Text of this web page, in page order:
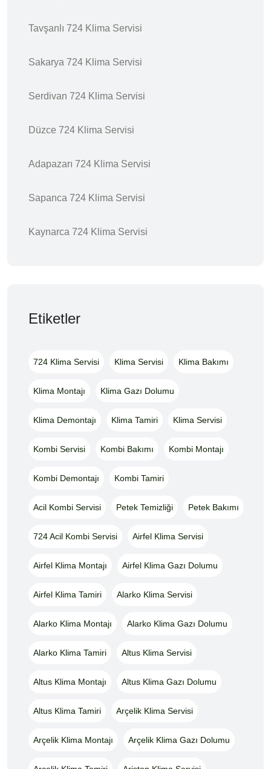
Tavşanlı 724 Klima Servisi
Sakarya 724 Klima Servisi
Serdivan 724 Klima Servisi
Düzce 724 Klima Servisi
Adapazarı 724 Klima Servisi
Sapanca 724 Klima Servisi
Kaynarca 724 Klima Servisi
Etiketler
724 Klima Servisi Klima Servisi Klima Bakımı
Klima Montajı Klima Gazı Dolumu
Klima Demontajı Klima Tamiri Klima Servisi
Kombi Servisi Kombi Bakımı Kombi Montajı
Kombi Demontajı Kombi Tamiri
Acil Kombi Servisi Petek Temizliği Petek Bakımı
724 Acil Kombi Servisi Airfel Klima Servisi
Airfel Klima Montajı Airfel Klima Gazı Dolumu
Airfel Klima Tamiri Alarko Klima Servisi
Alarko Klima Montajı Alarko Klima Gazı Dolumu
Alarko Klima Tamiri Altus Klima Servisi
Altus Klima Montajı Altus Klima Gazı Dolumu
Altus Klima Tamiri Arçelik Klima Servisi
Arçelik Klima Montajı Arçelik Klima Gazı Dolumu